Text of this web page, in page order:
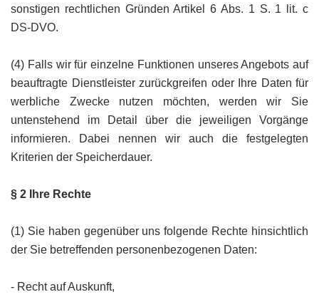
sonstigen rechtlichen Gründen Artikel 6 Abs. 1 S. 1 lit. c
DS-DVO.
(4) Falls wir für einzelne Funktionen unseres Angebots auf
beauftragte Dienstleister zurückgreifen oder Ihre Daten für
werbliche Zwecke nutzen möchten, werden wir Sie
untenstehend im Detail über die jeweiligen Vorgänge
informieren. Dabei nennen wir auch die festgelegten
Kriterien der Speicherdauer.
§ 2 Ihre Rechte
(1) Sie haben gegenüber uns folgende Rechte hinsichtlich
der Sie betreffenden personenbezogenen Daten:
- Recht auf Auskunft,